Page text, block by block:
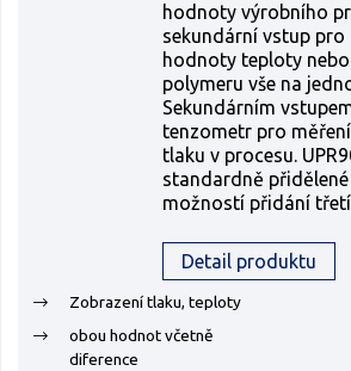
hodnoty výrobního
sekundární vstup
hodnoty teploty
polymeru vše na
Sekundárním
tenzometr pro
tlaku v procesu.
standardně
možností přidání
Detail produktu
Zobrazení tlaku, teploty
obou hodnot včetně
diference